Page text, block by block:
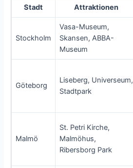
Stadt Attraktionen
Stockholm
Vasa-Museum,
Skansen, ABBA-
Museum
Göteborg
Liseberg, Universeum,
Stadtpark
Malmö
St. Petri Kirche,
Malmöhus,
Ribersborg Park